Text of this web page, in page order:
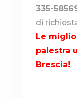
335-
di
Le
palestra
Brescia!